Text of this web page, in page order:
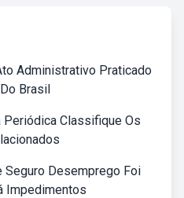
Administrativo Praticado
Brasil
Periódica Classifique Os
Seguro Desemprego Foi
Impedimentos